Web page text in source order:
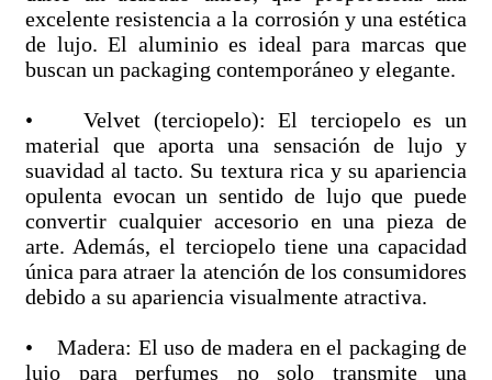
excelente resistencia a la corrosión y una estética
de lujo. El aluminio es ideal para marcas que
buscan un packaging contemporáneo y elegante.
• Velvet (terciopelo): El terciopelo es un
material que aporta una sensación de lujo y
suavidad al tacto. Su textura rica y su apariencia
opulenta evocan un sentido de lujo que puede
convertir cualquier accesorio en una pieza de
arte. Además, el terciopelo tiene una capacidad
única para atraer la atención de los consumidores
debido a su apariencia visualmente atractiva.
• Madera: El uso de madera en el packaging de
lujo para perfumes no solo transmite una